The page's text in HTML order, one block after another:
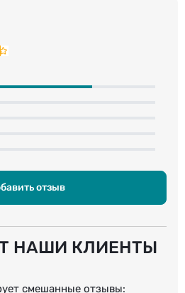
отзыв
НАШИ КЛИЕНТЫ
смешанные отзывы: